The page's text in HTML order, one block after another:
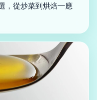
，從炒菜到烘焙一應